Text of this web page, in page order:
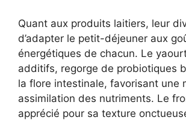
Quant aux produits laitiers, leur
d’adapter le petit-déjeuner aux
énergétiques de chacun. Le
additifs, regorge de probiotiques
la flore intestinale, favorisant une
assimilation des nutriments. Le
apprécié pour sa texture